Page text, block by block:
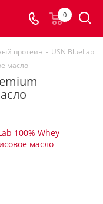
0
протеин - USN BlueLab
масло